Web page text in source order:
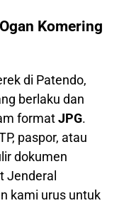
Komering
di Patendo,
berlaku dan
formatJPG.
paspor, atau
dokumen
Jenderal
kami urus untuk